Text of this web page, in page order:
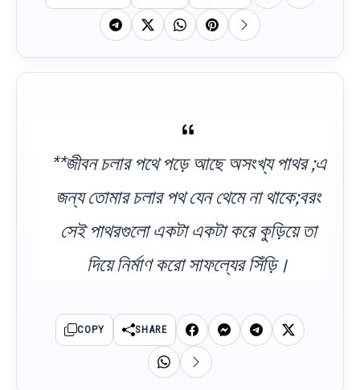
**জীবন চলার পথে পড়ে আছে অসংখ্য পাথর ;এ
জন্য তোমার চলার পথ যেন থেমে না থাকে;বরং
সেই পাথরগুলো একটা একটা করে কুড়িয়ে তা
দিয়ে নির্মাণ করো সাফল্যের সিঁড়ি।
COPY SHARE